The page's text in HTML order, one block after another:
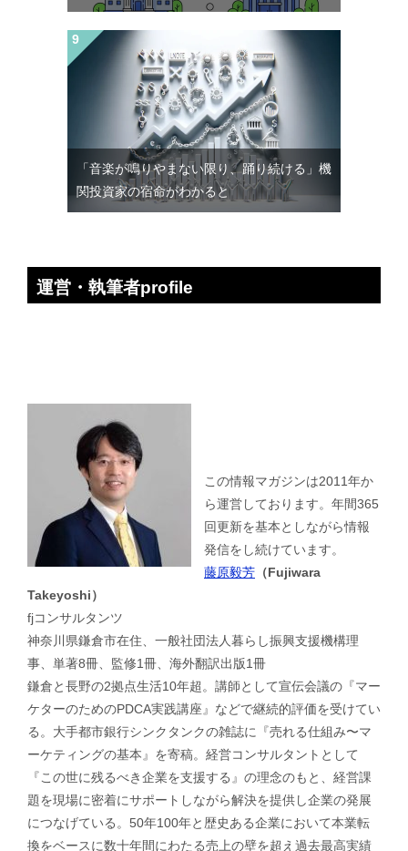
「音楽が鳴りやまない限り、踊り続ける」機
関投資家の宿命がわかると
運営・執筆者profile
この情報マガジンは2011年か
ら運営しております。年間365
回更新を基本としながら情報
発信をし続けています。
藤原毅芳 （Fujiwara
Takeyoshi）
fjコンサルタンツ
神奈川県鎌倉市在住、一般社団法人暮らし振興支援機構理
事、単著8冊、監修1冊、海外翻訳出版1冊
鎌倉と長野の2拠点生活10年超。講師として宣伝会議の『マー
ケターのためのPDCA実践講座』などで継続的評価を受けてい
る。大手都市銀行シンクタンクの雑誌に『売れる仕組み〜マ
ーケティングの基本』を寄稿。経営コンサルタントとして
『この世に残るべき企業を支援する』の理念のもと、経営課
題を現場に密着にサポートしながら解決を提供し企業の発展
につなげている。50年100年と歴史ある企業において本業転
換をベースに数十年間にわたる売上の壁を超え過去最高実績